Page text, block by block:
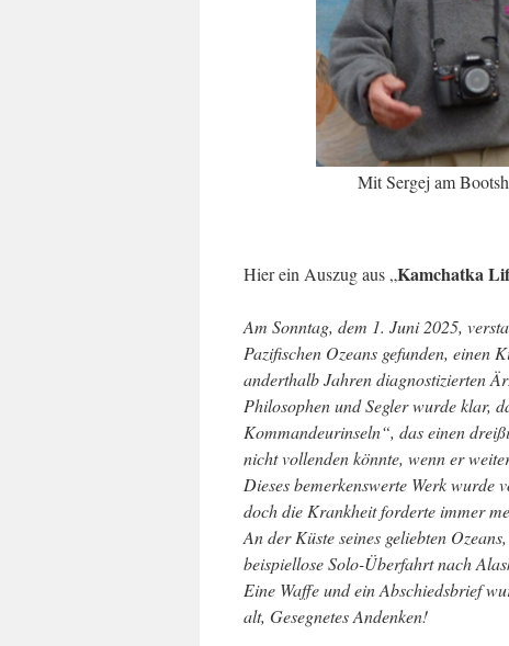
Mit Sergej am
Hier ein Auszug aus „Kamchatka
Am Sonntag, dem 1. Juni 2025,
Pazifischen Ozeans gefunden, einen
anderthalb Jahren diagnostizierten
Philosophen und Segler wurde klar,
Kommandeurinseln“, das einen
nicht vollenden könnte, wenn er
Dieses bemerkenswerte Werk
doch die Krankheit forderte immer
An der Küste seines geliebten
beispiellose Solo-Überfahrt nach
Eine Waffe und ein Abschiedsbrief
alt, Gesegnetes Andenken!